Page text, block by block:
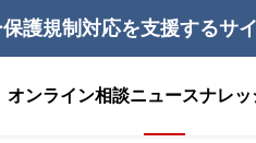
護規制対応を支援するサ
オンライン相談ニュースナレッ